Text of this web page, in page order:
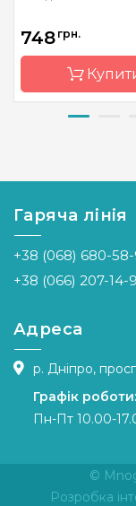
748 грн.
Країна
Розмір
Канва
Гаряча лінія
+38 (068) 680-
+38 (066) 207-14-
Адреса
р. Дніпро,
Графік роботи:
Пн-Пт 10.00-
©
Розробка